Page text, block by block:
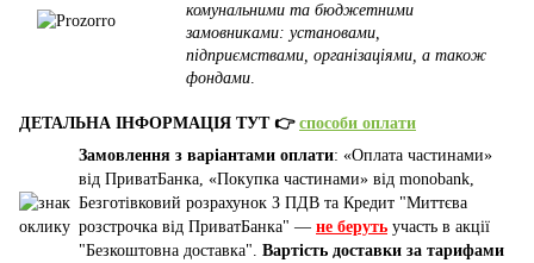
комунальними та бюджетними
замовниками: установами,
підприємствами, організаціями, а також
фондами
ДЕТАЛЬНА ІНФОРМАЦІЯ ТУТ 👉 способи оплати
Замовлення з варіантами оплати: «Оплата частинами»
від ПриватБанка, «Покупка частинами» від monobank,
Безготівковий розрахунок З ПДВ та Кредит "Миттєва
розстрочка від ПриватБанка" — не беруть участь в акції
"Безкоштовна доставка". Вартість доставки за тарифами